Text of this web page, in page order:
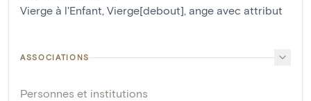
Vierge à l'Enfant, Vierge[debout], ange avec attribut
ASSOCIATIONS
Personnes et institutions